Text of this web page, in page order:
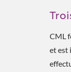
CML
et est